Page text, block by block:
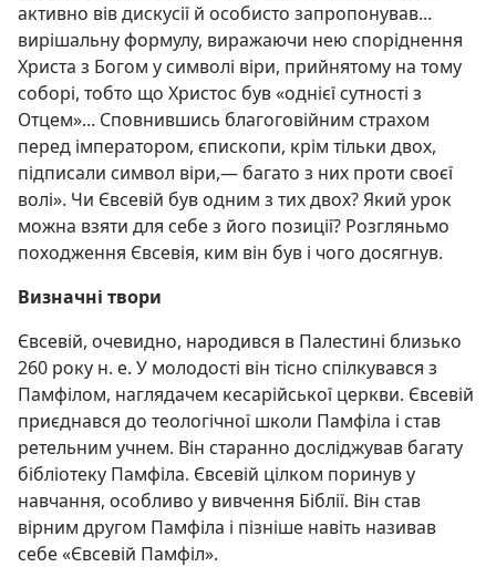
активно вів дискусії й особисто запропонував...
вирішальну формулу, виражаючи нею споріднення
Христа з Богом у символі віри, прийнятому на тому
соборі, тобто що Христос був «однієї сутності з
Отцем»... Сповнившись благоговійним страхом
перед імператором, єпископи, крім тільки двох,
підписали символ віри,— багато з них проти своєї
волі». Чи Євсевій був одним з тих двох? Який урок
можна взяти для себе з його позиції? Розгляньмо
походження Євсевія, ким він був і чого досягнув.
Визначні твори
Євсевій, очевидно, народився в Палестині близько
260 року н. е. У молодості він тісно спілкувався з
Памфілом, наглядачем кесарійської церкви. Євсевій
приєднався до теологічної школи Памфіла і став
ретельним учнем. Він старанно досліджував багату
бібліотеку Памфіла. Євсевій цілком поринув у
навчання, особливо у вивчення Біблії. Він став
вірним другом Памфіла і пізніше навіть називав
себе «Євсевій Памфіл».